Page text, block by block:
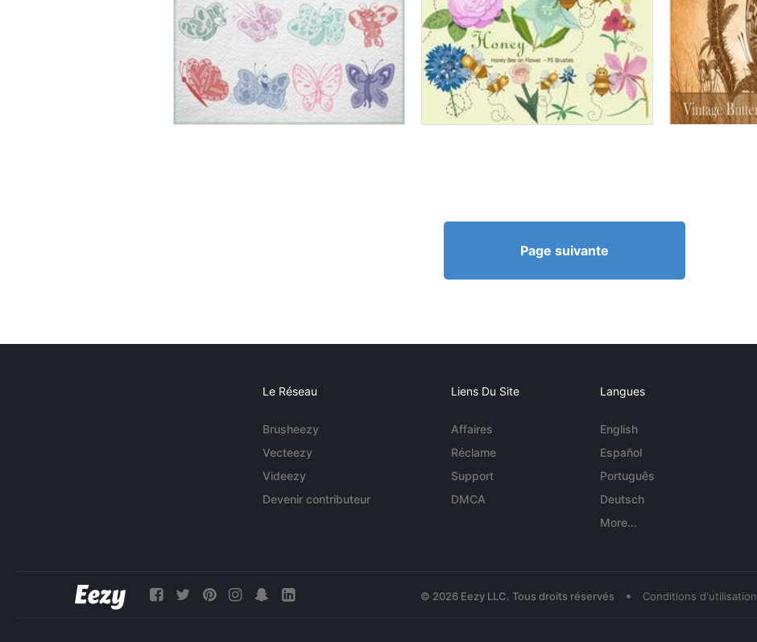
Page suivante
Le Réseau
Brusheezy
Vecteezy
Videezy
Devenir contributeur
Liens Du Site
Affaires
Réclame
Support
DMCA
Langues
English
Español
Português
Deutsch
More...
© 2026 Eezy LLC. Tous droits réservés • Conditions d'utilisation